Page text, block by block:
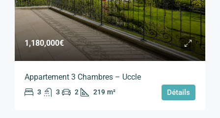
1,180,000€
Appartement 3 Chambres – Uccle
3 3 2 219 m² Détails